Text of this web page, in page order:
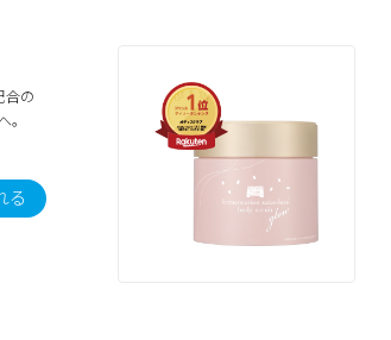
合の
へ。
る